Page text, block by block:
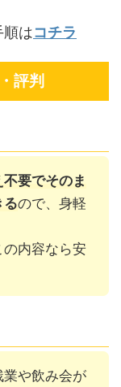
順はコチラ
評判
要でそのま
るので、身軽
内容なら安
や飲み会が